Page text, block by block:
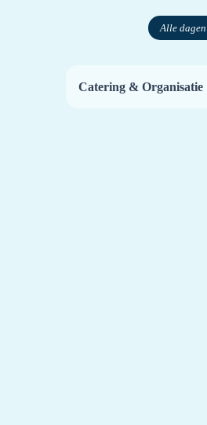
Alle
Catering & Organisatie